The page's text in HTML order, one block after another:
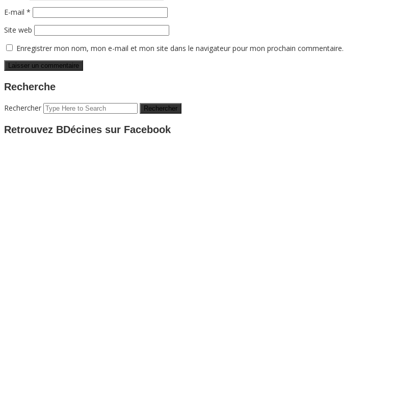
E-mail *
Site web
Enregistrer mon nom, mon e-mail et mon site dans le navigateur pour mon prochain commentaire.
Recherche
Rechercher
Retrouvez BDécines sur Facebook